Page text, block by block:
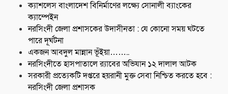
ক্যাশলেস বাংলাদেশ বিনির্মাণের লক্ষ্যে সোনালী ব্যাংকের
ক্যাম্পেইন
নরসিংদী জেলা প্রশাসকের উদাসীনতা : যে কোনো সময় ঘটতে
পারে দূর্ঘটনা
একজন আবদুল মান্নান ভূঁইয়া……..
নরসিংদীতে হাসপাতালে র‍্যাবের অভিযান ১২ দালাল আটক
সরকারী প্রত্যেকটি দপ্তরে হয়রানী মুক্ত সেবা নিশ্চিত করতে হবে :
নরসিংদী জেলা প্রশাসক